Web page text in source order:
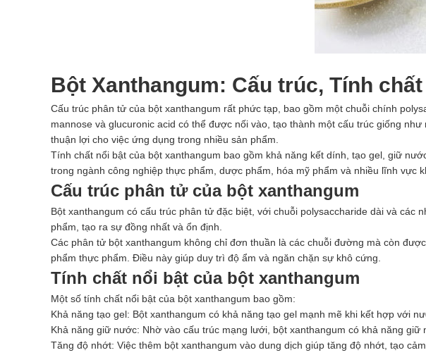
Bột Xanthangum: Cấu trúc, Tính
Cấu trúc phân tử của bột xanthangum rất phức tạp, bao gồm một chuỗi chính
mannose và glucuronic acid có thể được nối vào, tạo thành một cấu trúc giống
thuận lợi cho việc ứng dụng trong nhiều sản phẩm.
Tính chất nổi bật của bột xanthangum bao gồm khả năng kết dính, tạo gel, giữ
trong ngành công nghiệp thực phẩm, dược phẩm, hóa mỹ phẩm và nhiều lĩnh vực
Cấu trúc phân tử của bột xanthangum
Bột xanthangum có cấu trúc phân tử đặc biệt, với chuỗi polysaccharide dài và
phẩm, tạo ra sự đồng nhất và ổn định.
Các phân tử bột xanthangum không chỉ đơn thuần là các chuỗi đường mà còn
phẩm thực phẩm. Điều này giúp duy trì độ ẩm và ngăn chặn sự khô cứng.
Tính chất nổi bật của bột xanthangum
Một số tính chất nổi bật của bột xanthangum bao gồm:
Khả năng tạo gel: Bột xanthangum có khả năng tạo gel mạnh mẽ khi kết hợp với
Khả năng giữ nước: Nhờ vào cấu trúc mạng lưới, bột xanthangum có khả năng
Tăng độ nhớt: Việc thêm bột xanthangum vào dung dịch giúp tăng độ nhớt, tạo